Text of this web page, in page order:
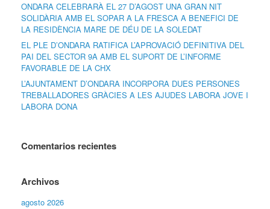
ONDARA CELEBRARÀ EL 27 D’AGOST UNA GRAN NIT
SOLIDÀRIA AMB EL SOPAR A LA FRESCA A BENEFICI DE
LA RESIDÈNCIA MARE DE DÉU DE LA SOLEDAT
EL PLE D’ONDARA RATIFICA L’APROVACIÓ DEFINITIVA DEL
PAI DEL SECTOR 9A AMB EL SUPORT DE L’INFORME
FAVORABLE DE LA CHX
L’AJUNTAMENT D’ONDARA INCORPORA DUES PERSONES
TREBALLADORES GRÀCIES A LES AJUDES LABORA JOVE I
LABORA DONA
Comentarios recientes
Archivos
agosto 2026